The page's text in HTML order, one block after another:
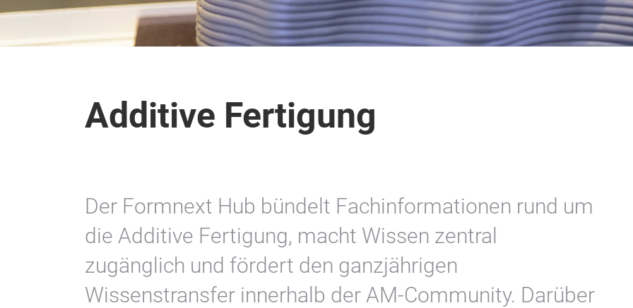
Additive Fertigung
Der Formnext Hub bündelt Fachinformationen rund um
die Additive Fertigung, macht Wissen zentral
zugänglich und fördert den ganzjährigen
Wissenstransfer innerhalb der AM-Community. Darüber